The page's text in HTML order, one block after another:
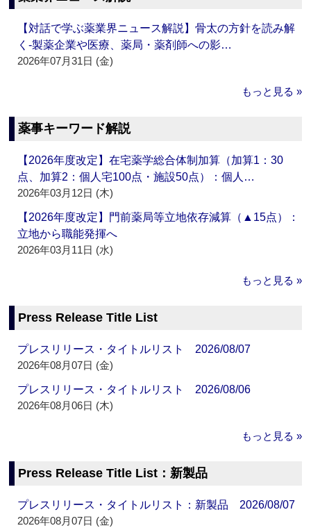
【対話で学ぶ薬業界ニュース解説】骨太の方針を読み解
く‐製薬企業や医療、薬局・薬剤師への影…
2026年07月31日 (金)
もっと見る »
薬事キーワード解説
【2026年度改定】在宅薬学総合体制加算（加算1：30
点、加算2：個人宅100点・施設50点）：個人…
2026年03月12日 (木)
【2026年度改定】門前薬局等立地依存減算（▲15点）：
立地から職能発揮へ
2026年03月11日 (水)
もっと見る »
Press Release Title List
プレスリリース・タイトルリスト 2026/08/07
2026年08月07日 (金)
プレスリリース・タイトルリスト 2026/08/06
2026年08月06日 (木)
もっと見る »
Press Release Title List：新製品
プレスリリース・タイトルリスト：新製品 2026/08/07
2026年08月07日 (金)